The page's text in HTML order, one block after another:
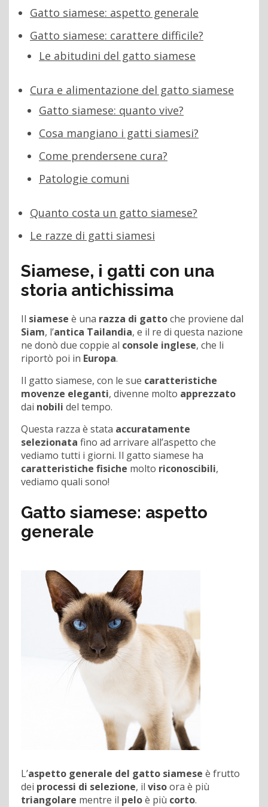
Gatto siamese: aspetto generale
Gatto siamese: carattere difficile?
Le abitudini del gatto siamese
Cura e alimentazione del gatto siamese
Gatto siamese: quanto vive?
Cosa mangiano i gatti siamesi?
Come prendersene cura?
Patologie comuni
Quanto costa un gatto siamese?
Le razze di gatti siamesi
Siamese, i gatti con una
storia antichissima
Il siamese è una razza di gattoche proviene dal
Siam, l’antica Tailandia, e il re di questa nazione
ne donò due coppie al console inglese, che li
riportò poi in Europa.
Il gatto siamese, con le sue caratteristiche
movenze eleganti, divenne molto apprezzato
dai nobili del tempo.
Questa razza è stata accuratamente
selezionata fino ad arrivare all’aspetto che
vediamo tutti i giorni. Il gatto siamese ha
caratteristiche fisiche molto riconoscibili,
vediamo quali sono!
Gatto siamese: aspetto
generale
L’aspetto generale del gatto siamese è frutto
dei processi di selezione, il visoora è più
triangolare mentre il peloè più corto.